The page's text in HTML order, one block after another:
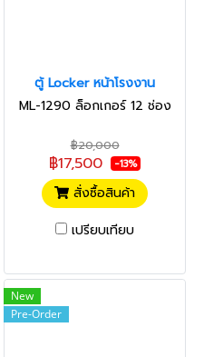
ตู้ Locker หน้าโรงงาน
ML-1290 ล็อกเกอร์ 12 ช่อง
฿20,000
฿17,500 -13%
สั่งซื้อสินค้า
เปรียบเทียบ
New
Pre-Order